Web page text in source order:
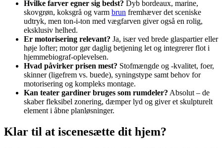
Hvilke farver egner sig bedst? Dyb bordeaux, marine,
skovgrøn, koksgrå og varm brun fremhæver det sceniske
udtryk, men ton-i-ton med vægfarven giver også en rolig,
eksklusiv helhed.
Er motorisering relevant? Ja, især ved brede glaspartier eller
høje lofter; motor gør daglig betjening let og integrerer flot i
hjemmebiograf-oplevelsen.
Hvad påvirker prisen mest? Stofmængde og -kvalitet, foer,
skinner (ligefrem vs. buede), syningstype samt behov for
motorisering og kompleks montage.
Kan teater gardiner bruges som rumdeler? Absolut – de
skaber fleksibel zonering, dæmper lyd og giver et skulpturelt
element i åbne planløsninger.
Klar til at iscenesætte dit hjem?